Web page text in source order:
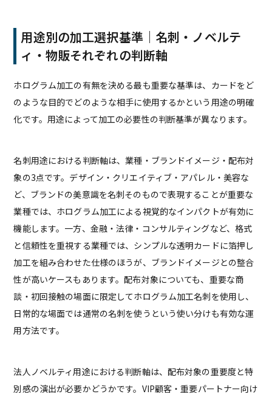
用途別の加工選択基準｜名刺・ノベルテ
ィ・物販それぞれの判断軸
ホログラム加工の有無を決める最も重要な基準は、カードをど
のような目的でどのような相手に使用するかという用途の明確
化です。用途によって加工の必要性の判断基準が異なります。
名刺用途における判断軸は、業種・ブランドイメージ・配布対
象の3点です。デザイン・クリエイティブ・アパレル・美容な
ど、ブランドの美意識を名刺そのもので表現することが重要な
業種では、ホログラム加工による視覚的なインパクトが有効に
機能します。一方、金融・法律・コンサルティングなど、格式
と信頼性を重視する業種では、シンプルな透明カードに箔押し
加工を組み合わせた仕様のほうが、ブランドイメージとの整合
性が高いケースもあります。配布対象についても、重要な商
談・初回接触の場面に限定してホログラム加工名刺を使用し、
日常的な場面では通常の名刺を使うという使い分けも有効な運
用方法です。
法人ノベルティ用途における判断軸は、配布対象の重要度と特
別感の演出が必要かどうかです。VIP顧客・重要パートナー向け